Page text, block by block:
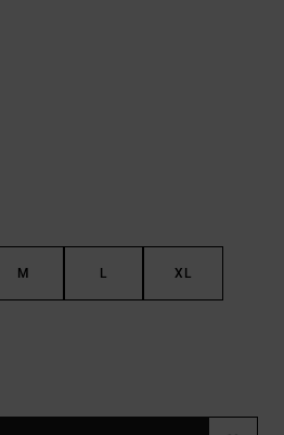
M L XL